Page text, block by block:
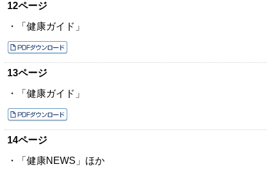
12ページ
・「健康ガイド」
13ページ
・「健康ガイド」
14ページ
・「健康NEWS」ほか